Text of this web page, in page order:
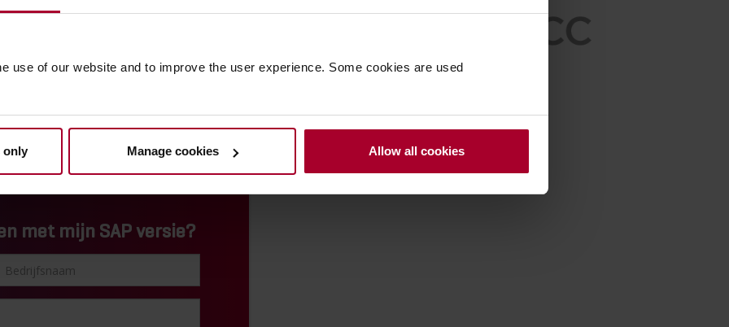
use of our website and to improve the user experience. Some cookies are used
only Manage cookies Allow all cookies
SAP, vanaf het begin af aan
voorziet in alle functionaliteit voor
tussen de Accounts Payable
is de naam van de SAAS-software
De 'oude' naam wordt nog steeds
met mijn SAP versie?